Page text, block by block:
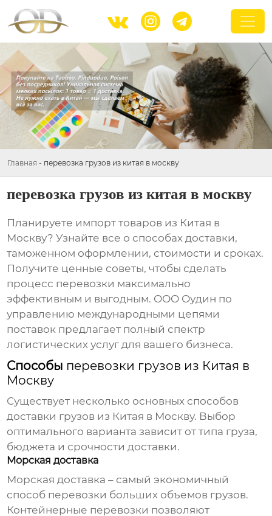
  
Главная - перевозка грузов из китая в москву
перевозка грузов из китая в москву
Планируете импорт товаров из Китая в
Москву? Узнайте все о способах доставки,
таможенном оформлении, стоимости и сроках.
Получите ценные советы, чтобы сделать
процесс перевозки максимально
эффективным и выгодным. ООО Оудин по
управлению международными цепями
поставок предлагает полный спектр
логистических услуг для вашего бизнеса.
Способы перевозки грузов из Китая в
Москву
Существует несколько основных способов
доставки грузов из Китая в Москву. Выбор
оптимального варианта зависит от типа груза,
бюджета и срочности доставки.
Морская доставка
Морская доставка – самый экономичный
способ перевозки больших объемов грузов.
Контейнерные перевозки позволяют